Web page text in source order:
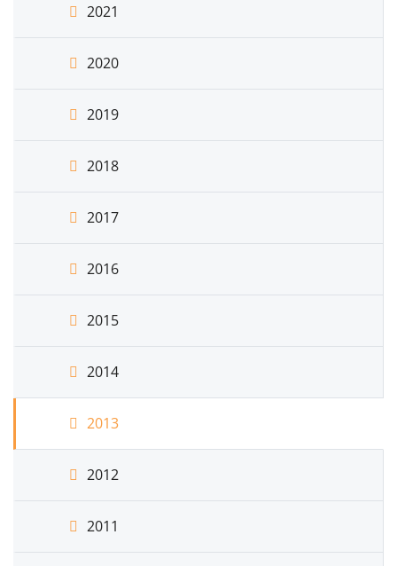
2021
2020
2019
2018
2017
2016
2015
2014
2013
2012
2011